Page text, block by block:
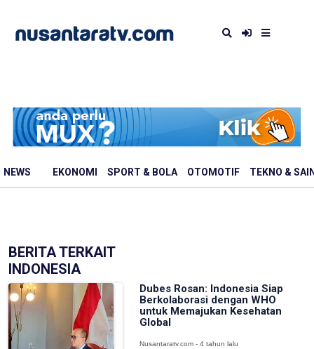
NEWS EKONOMI SPORT & BOLA OTOMOTIF TEKNO &
BERITA TERKAIT
INDONESIA
Dubes Rosan: Indonesia Siap
Berkolaborasi dengan WHO
untuk Memajukan Kesehatan
Global
Nusantaratv.com - 4 tahun lalu